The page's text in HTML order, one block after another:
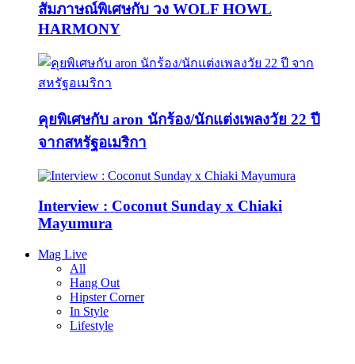
สัมภาษณ์พิเศษกับ วง WOLF HOWL
HARMONY
คุยพิเศษกับ aron นักร้อง/นักแต่งเพลงวัย 22 ปี
จากสหรัฐอเมริกา
Interview : Coconut Sunday x Chiaki
Mayumura
Mag Live
All
Hang Out
Hipster Corner
In Style
Lifestyle